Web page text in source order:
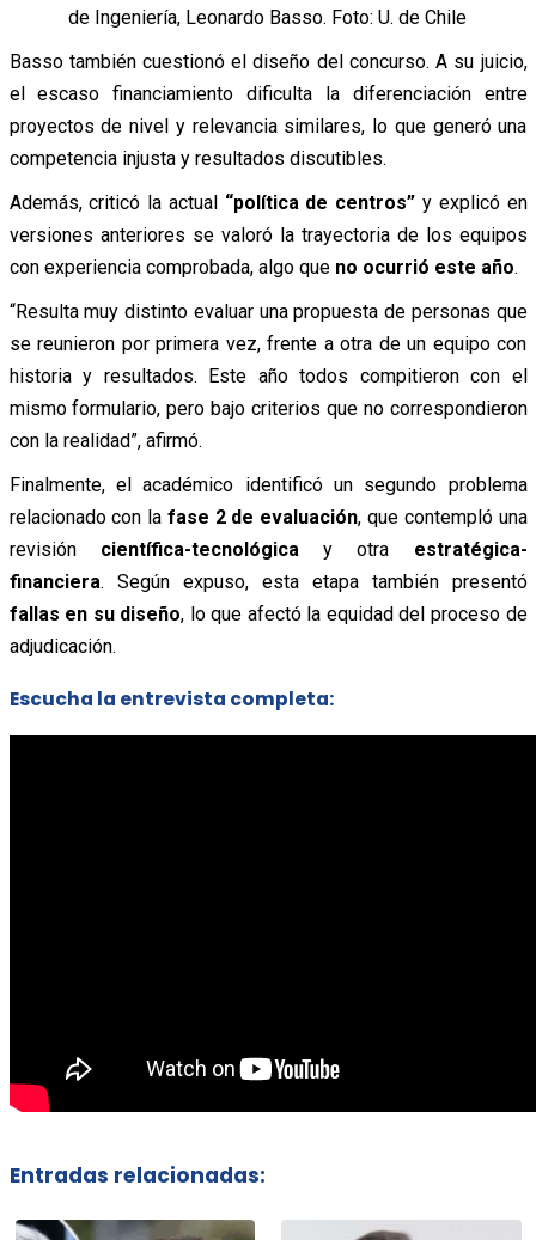
de Ingeniería, Leonardo Basso. Foto: U. de Chile
Basso también cuestionó el diseño del concurso. A su juicio,
el escaso financiamiento dificulta la diferenciación entre
proyectos de nivel y relevancia similares, lo que generó una
competencia injusta y resultados discutibles.
Además, criticó la actual “política de centros” y explicó en
versiones anteriores se valoró la trayectoria de los equipos
con experiencia comprobada, algo que no ocurrió este año.
“Resulta muy distinto evaluar una propuesta de personas que
se reunieron por primera vez, frente a otra de un equipo con
historia y resultados. Este año todos compitieron con el
mismo formulario, pero bajo criterios que no correspondieron
con la realidad”, afirmó.
Finalmente, el académico identificó un segundo problema
relacionado con la fase 2 de evaluación, que contempló una
revisión científica-tecnológicay otra estratégica-
financiera. Según expuso, esta etapa también presentó
fallas en su diseño, lo que afectó la equidad del proceso de
adjudicación.
Escucha la entrevista completa:
Entradas relacionadas: